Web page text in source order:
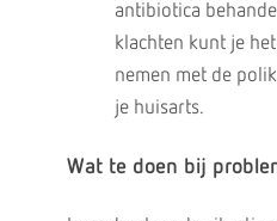
antibiotica
klachten kunt je
nemen met de
je huisarts.
Wat te doen bij